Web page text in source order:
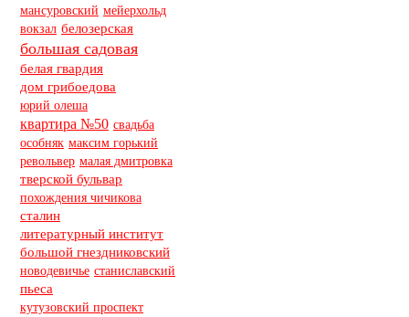
мансуровский мейерхольд
вокзал белозерская
большая садовая
белая гвардия
дом грибоедова
юрий олеша
квартира №50 свадьба
особняк максим горький
револьвер малая дмитровка
тверской бульвар
похождения чичикова
сталин
литературный институт
большой гнездниковский
новодевичье станиславский
пьеса
кутузовский проспект